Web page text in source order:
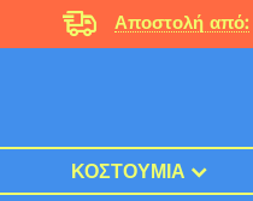
Αποστολή από:
ΚΟΣΤΟΎΜΙΑ